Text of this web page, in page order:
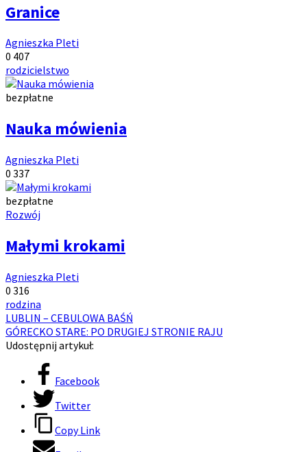
Granice
Autor:
Agnieszka Pleti
Ilość
komentarzy:
0 Ilość
wyświetleń:
407
Tagi:
rodzicielstwo
bezpłatne
artykułów:
Nauka mówienia
Autor:
Agnieszka Pleti
Ilość
komentarzy:
0 Ilość
wyświetleń:
337
bezpłatne
Kategoria
Rozwój
Małymi krokami
Autor:
Agnieszka Pleti
Ilość
komentarzy:
0 Ilość
wyświetleń:
316
Tagi:
rodzina
Czytaj
więcej
LUBLIN – CEBULOWA BAŚŃ
GÓRECKO STARE: PO DRUGIEJ STRONIE RAJU
Udostępnij artykuł:
Facebook
Twitter
Copy Link